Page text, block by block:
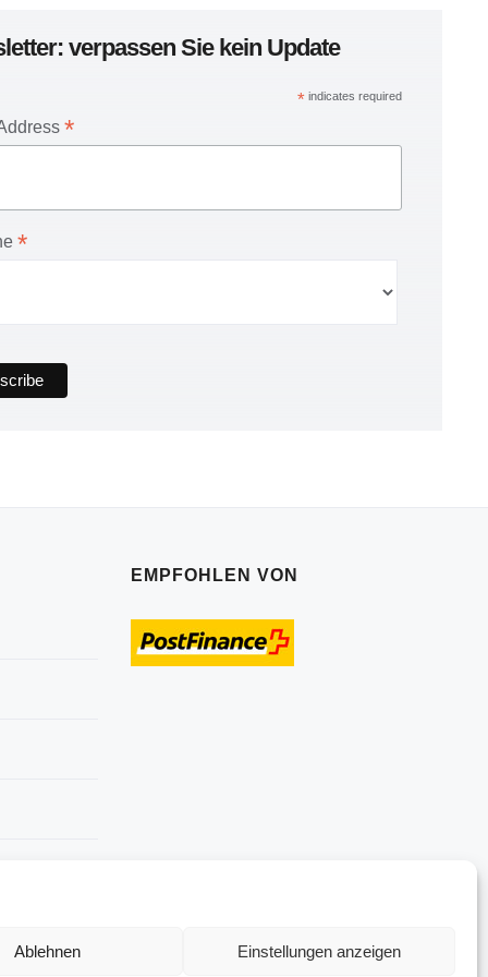
Ablehnen Einstellungen anzeigen
verpassen Sie kein Update
*indicates required
*
*
EMPFOHLEN VON